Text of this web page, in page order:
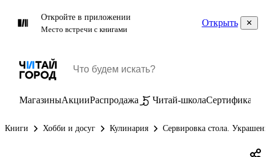
Откройте в приложении
Место встречи с книгами
Открыть
МагазиныАкцииРаспродажа Читай-школаСертификаты
Книги Хобби и досуг Кулинария Сервировка стола.